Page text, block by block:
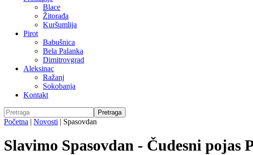
Blace
Žitorađa
Kuršumlija
Pirot
Babušnica
Bela Palanka
Dimitrovgrad
Aleksinac
Ražanj
Sokobanja
Kontakt
Početna | Novosti | Spasovdan
Slavimo Spasovdan - Čudesni pojas